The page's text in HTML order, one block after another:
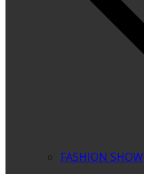
FASHION SHOW